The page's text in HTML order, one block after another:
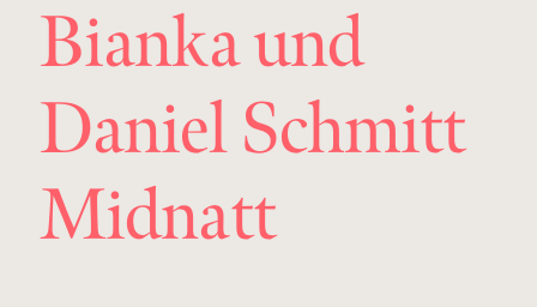
Bianka und
Daniel Schmitt
Midnatt